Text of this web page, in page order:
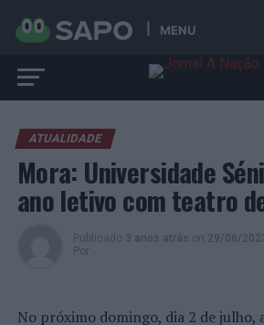
MENU
ATUALIDADE
Mora: Universidade
ano letivo com teatro
Publicado 3 anos atrás on 29/06/2023
Por
No próximo domingo, dia 2 de julho,